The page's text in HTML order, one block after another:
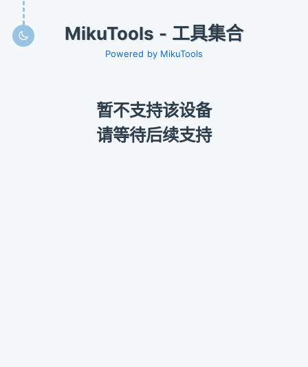
MikuTools - 工具集合
Powered by MikuTools
暂不支持该设备
请等待后续支持